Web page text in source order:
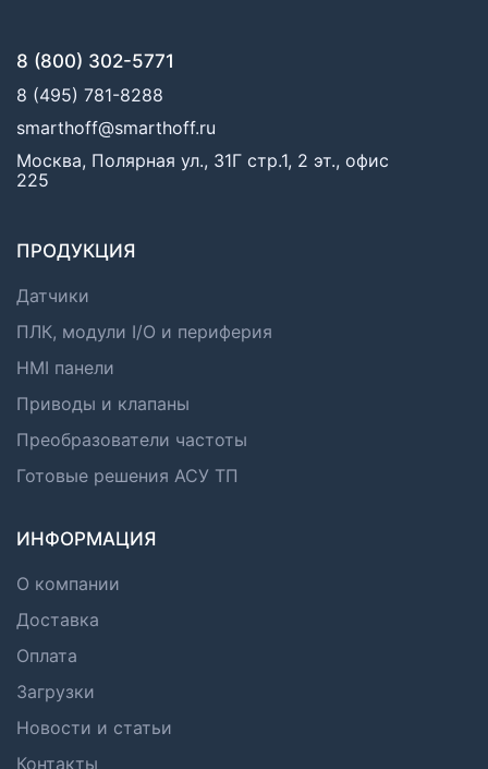
8 (800) 302-5771
8 (495) 781-8288
smarthoff@smarthoff.ru
Москва, Полярная ул., 31Г стр.1, 2 эт., офис
225
ПРОДУКЦИЯ
Датчики
ПЛК, модули I/O и периферия
HMI панели
Приводы и клапаны
Преобразователи частоты
Готовые решения АСУ ТП
ИНФОРМАЦИЯ
О компании
Доставка
Оплата
Загрузки
Новости и статьи
Контакты